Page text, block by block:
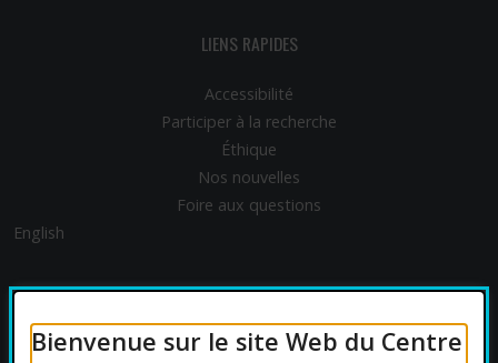
Bienvenue sur le site Web du Centre
LIENS RAPIDES
Accessibilité
Participer à la recherche
Éthique
Nos nouvelles
Foire aux questions
English